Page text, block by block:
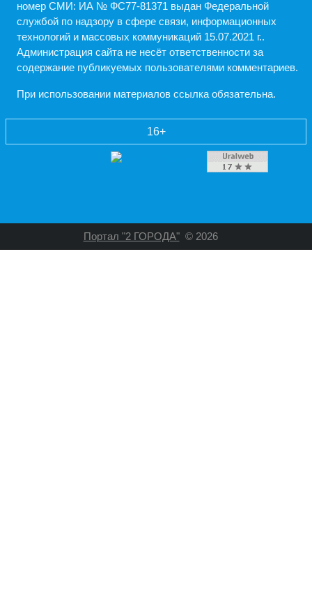
номер СМИ: ИА № ФС77-81371 выдан Федеральной
службой по надзору в сфере связи, информационных
технологий и массовых коммуникаций 15.07.2021 г..
Администрация cайта не несёт ответственности за
содержание публикуемых пользователями комментариев.
При использовании материалов ссылка обязательна.
16+
Портал "2 ГОРОДА" © 2026